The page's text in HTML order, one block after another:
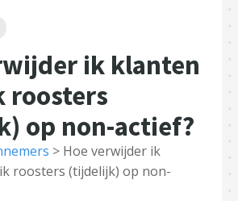
ik klanten
roosters
op non-actief?
> Hoe verwijder ik
roosters (tijdelijk) op non-